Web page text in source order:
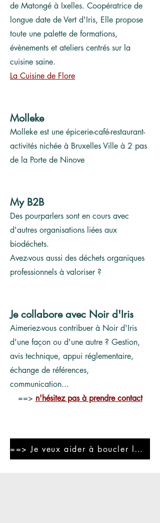
de Matongé à Ixelles. Coopératrice de
longue date de Vert d'Iris, Elle propose
toute une palette de formations,
évènements et ateliers centrés sur la
cuisine saine.
La Cuisine de Flore
​​​Molleke
Molleke est une épicerie-café-restaurant-
activités nichée à Bruxelles Ville à 2 pas
de la Porte de Ninove
My B2B
Des pourparlers sont en cours avec
d'autres organisations liées aux
biodéchets.
Avez-vous aussi des déchets organiques
professionnels à valoriser ?
Je collabore avec Noir d'Iris
Aimeriez-vous contribuer à Noir d'Iris
d'une façon ou d'une autre ? Gestion,
avis technique, appui réglementaire,
échange de références,
communication...
==> n'hésitez pas à prendre contact
==> Je veux aider à boucler la boucle !